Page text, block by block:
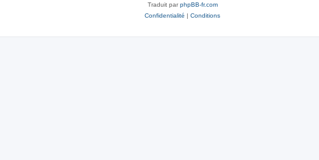
Traduit parphpBB-fr.com
Confidentialité | Conditions